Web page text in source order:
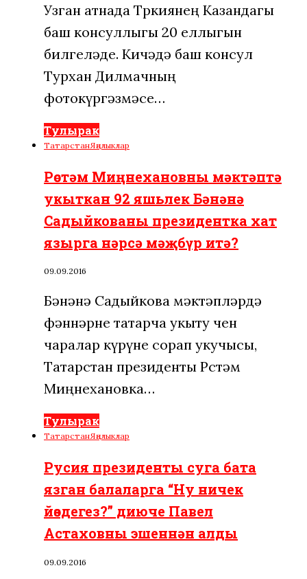
Узган атнада Төркиянең Казандагы
баш консуллыгы 20 еллыгын
билгеләде. Кичәдә баш консул
Турхан Дилмачның
фотокүргәзмәсе…
Тулырак
ТатарстанЯңалыклар
Рөстәм Миңнехановны мәктәптә
укыткан 92 яшьлек Бәнәнә
Садыйкованы президентка хат
язырга нәрсә мәҗбүр итә?
09.09.2016
Бәнәнә Садыйкова мәктәпләрдә
фәннәрне татарча укыту өчен
чаралар күрүне сорап укучысы,
Татарстан президенты Рөстәм
Миңнехановка…
Тулырак
ТатарстанЯңалыклар
Русия президенты суга бата
язган балаларга “Ну ничек
йөздегез?” диюче Павел
Астаховны эшеннән алды
09.09.2016